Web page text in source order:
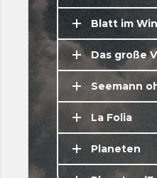
Blatt im
Das große
Seemann
La Folia
Planeten